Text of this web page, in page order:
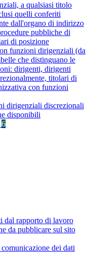
a qualsiasi titolo
quelli conferiti
dall'organo di indirizzo
pubbliche di
di posizione
funzioni dirigenziali (da
che distinguano le
dirigenti, dirigenti
titolari di
con funzioni
dirigenziali discrezionali
disponibili
6
dal rapporto di lavoro
da pubblicare sul sito
dei dati